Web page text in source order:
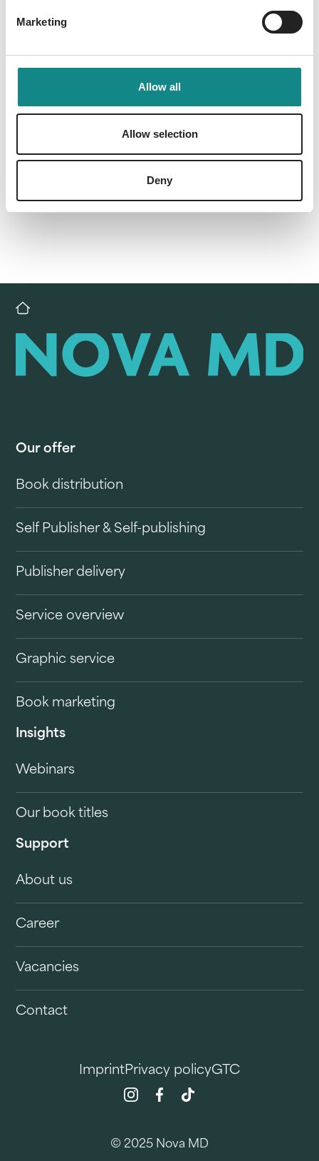
Marketing
Allow all
Allow selection
Deny
Our offer
Book distribution
Self Publisher & Self-publishing
Publisher delivery
Service overview
Graphic service
Book marketing
Insights
Webinars
Our book titles
Support
About us
Career
Vacancies
Contact
ImprintPrivacy policyGTC
© 2025 Nova MD